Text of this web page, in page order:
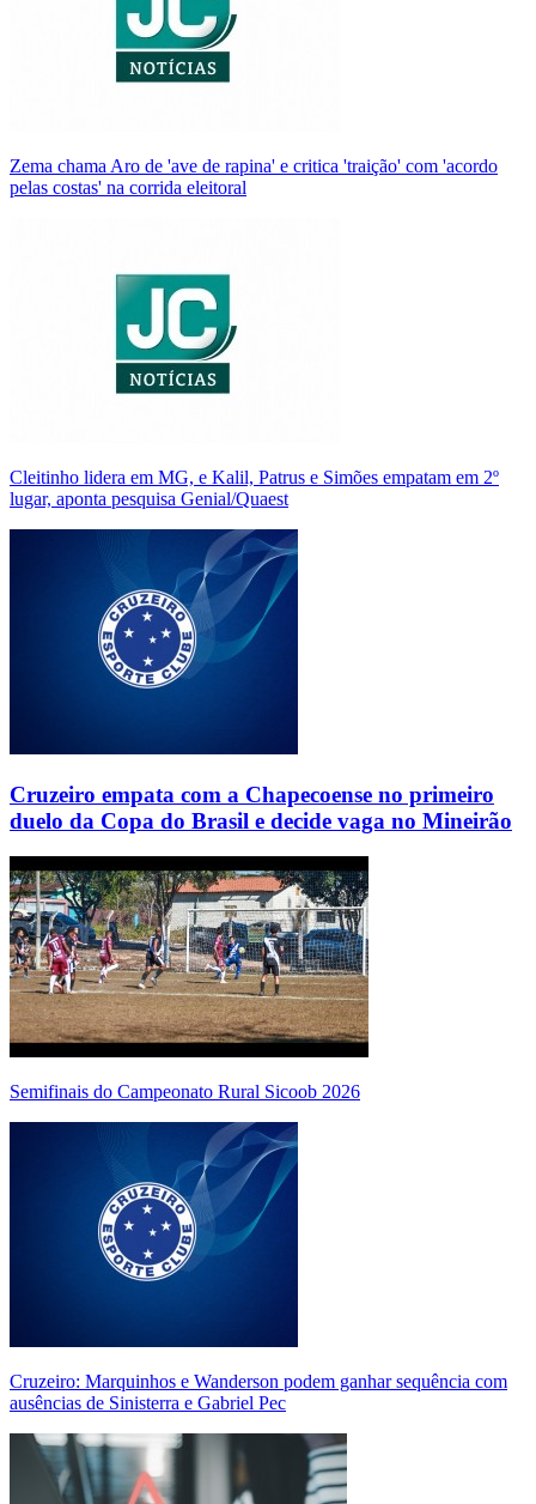
Zema chama Aro de 'ave de rapina' e critica 'traição' com 'acordo
pelas costas' na corrida eleitoral
Cleitinho lidera em MG, e Kalil, Patrus e Simões empatam em 2º
lugar, aponta pesquisa Genial/Quaest
Cruzeiro empata com a Chapecoense no primeiro
duelo da Copa do Brasil e decide vaga no Mineirão
Semifinais do Campeonato Rural Sicoob 2026
Cruzeiro: Marquinhos e Wanderson podem ganhar sequência com
ausências de Sinisterra e Gabriel Pec